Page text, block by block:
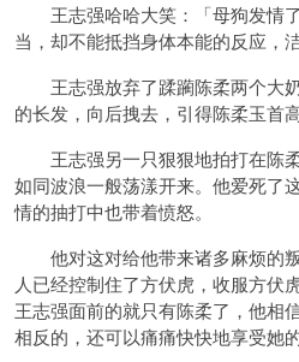
王志强哈哈大笑：「母狗发情
当，却不能抵挡身体本能的反应，
王志强放弃了蹂躏陈柔两个大
的长发，向后拽去，引得陈柔玉首
王志强另一只狠狠地拍打在陈
如同波浪一般荡漾开来。他爱死了
情的抽打中也带着愤怒。
他对这对给他带来诸多麻烦的
人已经控制住了方伏虎，收服方伏
王志强面前的就只有陈柔了，他相
相反的，还可以痛痛快快地享受她的